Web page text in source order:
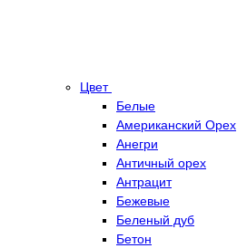
Цвет
Белые
Американский Орех
Анегри
Античный орех
Антрацит
Бежевые
Беленый дуб
Бетон